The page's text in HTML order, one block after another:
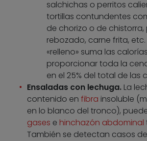
salchichas o perritos
tortillas contundentes
de chorizo o de
rebozado, carne frita, etc.
«relleno» suma las
proporcionar toda la
en el 25% del total de las
Ensaladas con lechuga. La
contenido en fibra insoluble
en lo blanco del tronco),
gases e hinchazón abdominal
También se detectan casos de